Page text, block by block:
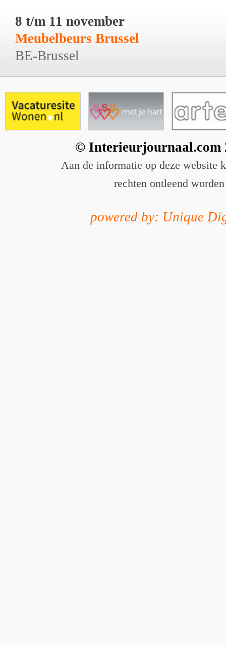
8 t/m 11 november
Meubelbeurs Brussel
BE-Brussel
© Interieurjournaal.com
Aan de informatie op deze website
rechten ontleend worden
powered by: Unique